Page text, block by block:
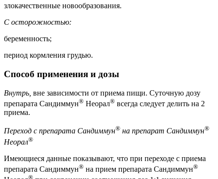
злокачественные новообразования.
С осторожностью:
беременность;
период кормления грудью.
Способ применения и дозы
Внутрь, вне зависимости от приема пищи. Суточную дозу
препарата Сандиммун® Неорал® всегда следует делить на 2
приема.
Переход с препарата Сандиммун® на препарат Сандиммун®
Неорал®
Имеющиеся данные показывают, что при переходе с приема
препарата Сандиммун® на прием препарата Сандиммун®
®